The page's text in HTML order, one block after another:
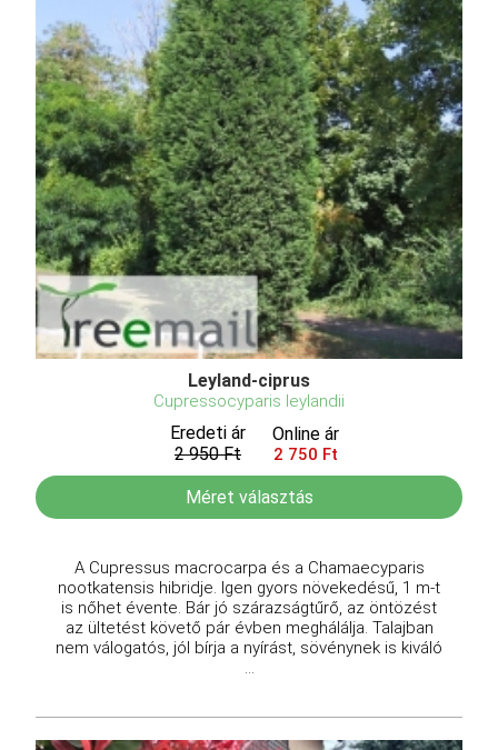
Leyland-ciprus
Cupressocyparis leylandii
Eredeti ár
2 950 Ft
Online ár
2 750 Ft
Méret választás
A Cupressus macrocarpa és a Chamaecyparis
nootkatensis hibridje. Igen gyors növekedésű, 1 m-t
is nőhet évente. Bár jó szárazságtűrő, az öntözést
az ültetést követő pár évben meghálálja. Talajban
nem válogatós, jól bírja a nyírást, sövénynek is kiváló
...